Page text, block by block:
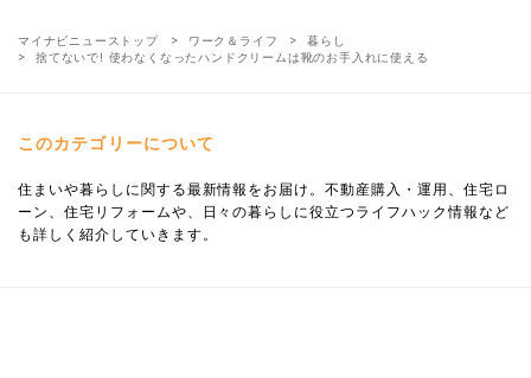
マイナビニューストップ ワーク＆ライフ
暮らし
捨てないで! 使わなくなったハンドクリームは靴のお手入れに使える
このカテゴリーについて
住まいや暮らしに関する最新情報をお届け。不動産購入・運用、住宅ロ
ーン、住宅リフォームや、日々の暮らしに役立つライフハック情報など
も詳しく紹介していきます。